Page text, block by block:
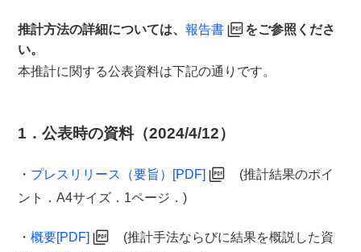
推計方法の詳細については、報告書
をご参照くださ
い。
本推計に関する公表資料は下記の通りです。
1．公表時の資料（2024/4/12）
・ プレスリリース（要旨）[PDF]
(推計結果のポイ
ント．A4サイズ．1ページ．)
・概要[PDF]
(推計手法ならびに結果を概説した資